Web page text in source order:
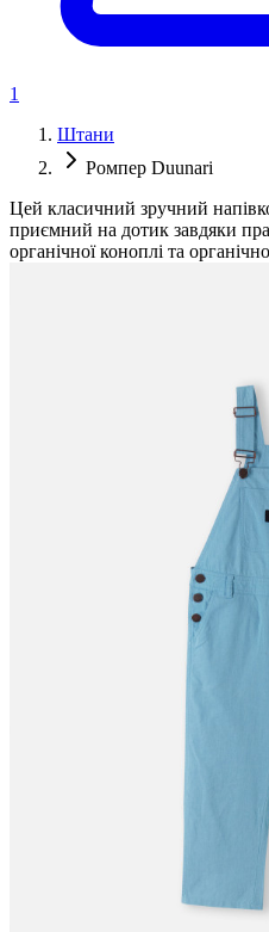
1
Штани
Ромпер Duunari
Цей класичний зручний
приємний на дотик завдяки
органічної коноплі та